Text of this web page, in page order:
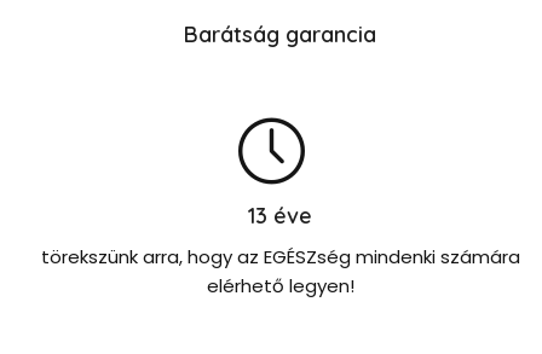
Barátság garancia
13 éve
törekszünk arra, hogy az EGÉSZség mindenki számára
elérhető legyen!